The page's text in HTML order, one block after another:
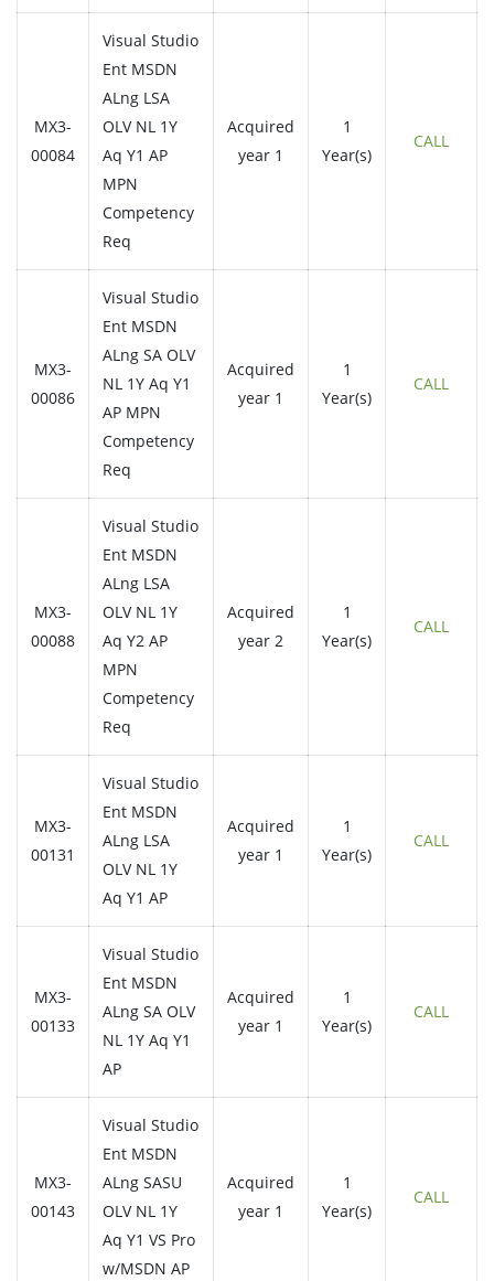
MX3-
00084
Visual Studio
Ent MSDN
ALng LSA
OLV NL 1Y
Aq Y1 AP
MPN
Competency
Req
Acquired
year 1
1
Year(s)
CALL
MX3-
00086
Visual Studio
Ent MSDN
ALng SA OLV
NL 1Y Aq Y1
AP MPN
Competency
Req
Acquired
year 1
1
Year(s)
CALL
MX3-
00088
Visual Studio
Ent MSDN
ALng LSA
OLV NL 1Y
Aq Y2 AP
MPN
Competency
Req
Acquired
year 2
1
Year(s)
CALL
MX3-
00131
Visual Studio
Ent MSDN
ALng LSA
OLV NL 1Y
Aq Y1 AP
Acquired
year 1
1
Year(s)
CALL
MX3-
00133
Visual Studio
Ent MSDN
ALng SA OLV
NL 1Y Aq Y1
AP
Acquired
year 1
1
Year(s)
CALL
MX3-
00143
Visual Studio
Ent MSDN
ALng SASU
OLV NL 1Y
Aq Y1 VS Pro
w/MSDN AP
Acquired
year 1
1
Year(s)
CALL